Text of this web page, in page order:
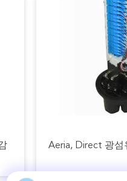
돔 광섬유 박스 12 코어 24 코어 36 코어 1 입력 2 출력 ABS 블랙 미니 광섬유 스플라이스 클로저